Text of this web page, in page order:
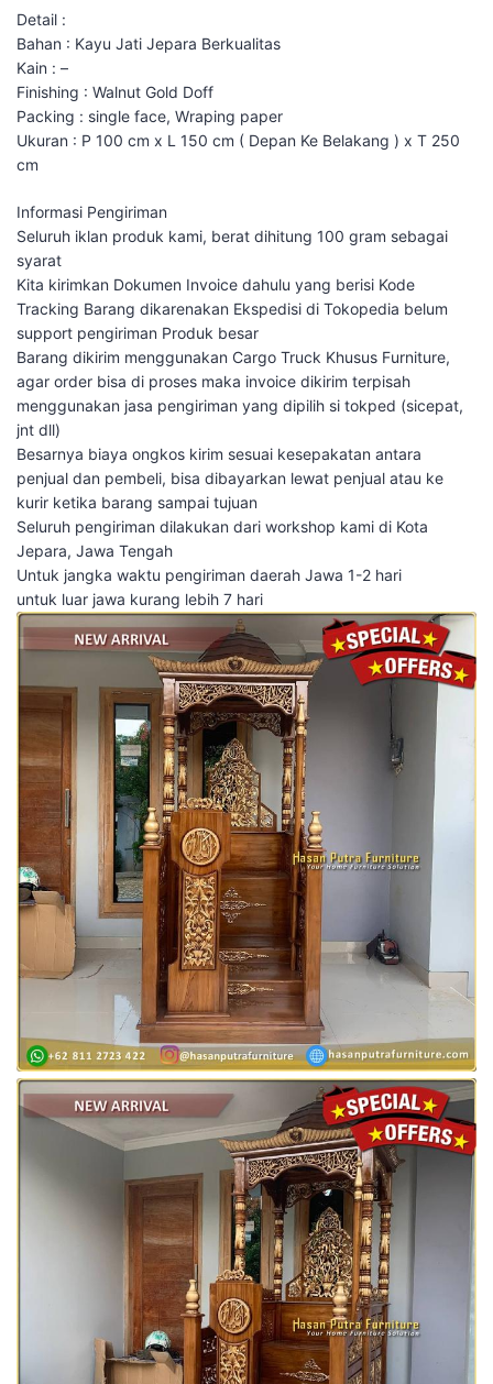
Detail :
Bahan : Kayu Jati Jepara Berkualitas
Kain : –
Finishing : Walnut Gold Doff
Packing : single face, Wraping paper
Ukuran : P 100 cm x L 150 cm ( Depan Ke Belakang ) x T 250
cm
Informasi Pengiriman
Seluruh iklan produk kami, berat dihitung 100 gram sebagai
syarat
Kita kirimkan Dokumen Invoice dahulu yang berisi Kode
Tracking Barang dikarenakan Ekspedisi di Tokopedia belum
support pengiriman Produk besar
Barang dikirim menggunakan Cargo Truck Khusus Furniture,
agar order bisa di proses maka invoice dikirim terpisah
menggunakan jasa pengiriman yang dipilih si tokped (sicepat,
jnt dll)
Besarnya biaya ongkos kirim sesuai kesepakatan antara
penjual dan pembeli, bisa dibayarkan lewat penjual atau ke
kurir ketika barang sampai tujuan
Seluruh pengiriman dilakukan dari workshop kami di Kota
Jepara, Jawa Tengah
Untuk jangka waktu pengiriman daerah Jawa 1-2 hari
untuk luar jawa kurang lebih 7 hari